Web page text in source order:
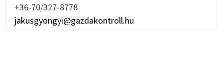
+36-70/327-8778
jakusgyongyi@gazdakontroll.hu